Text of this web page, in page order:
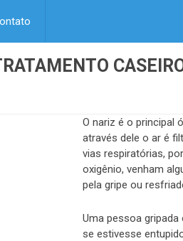
O nariz é o principal
através dele o ar é
vias respiratórias,
oxigênio, venham
pela gripe ou
Uma pessoa
se estivesse